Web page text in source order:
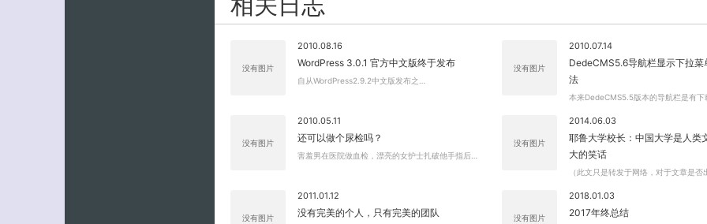
没有图片
2010.08.16
WordPress 3.0.1 官方中文版终于发布
自从WordPress2.9.2中文版发布之…
没有图片
2010.07.14
DedeCMS5.6导航栏显示下拉菜
法
本来DedeCMS5.5版本的导航栏是有
没有图片
2010.05.11
还可以做个尿检吗？
害羞男在医院做血检，漂亮的女护士扎破他手指后…
没有图片
2014.06.03
耶鲁大学校长：中国大学是人类
大的笑话
（此文只是转发于网络，对于文章是
没有图片
2011.01.12
没有完美的个人，只有完美的团队 没有图片
2018.01.03
2017年终总结